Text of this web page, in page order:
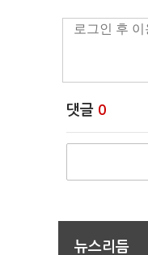
댓글 0
뉴스리듬